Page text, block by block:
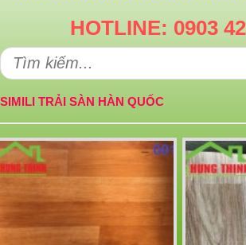
HOTLINE: 0903
SIMILI TRẢI SÀN HÀN QUỐC